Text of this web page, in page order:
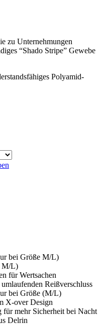
zu Unternehmungen
“Shado Stripe” Gewebe
Polyamid-
bei Größe M/L)
M/L)
für Wertsachen
Reißverschluss
bei Größe (M/L)
X-over Design
für mehr Sicherheit bei Nacht
Delrin